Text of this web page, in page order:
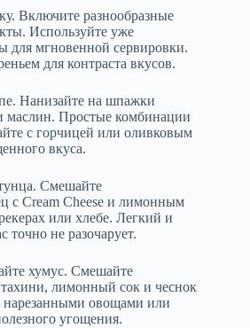
Включите разнообразные
Используйте уже
для мгновенной сервировки.
для контраста вкусов.
Нанизайте на шпажки
маслин. Простые комбинации
с горчицей или оливковым
вкуса.
Смешайте
с Cream Cheese и лимонным
или хлебе. Легкий и
не разочарует.
хумус. Смешайте
лимонный сок и чеснок
нарезанными овощами или
угощения.